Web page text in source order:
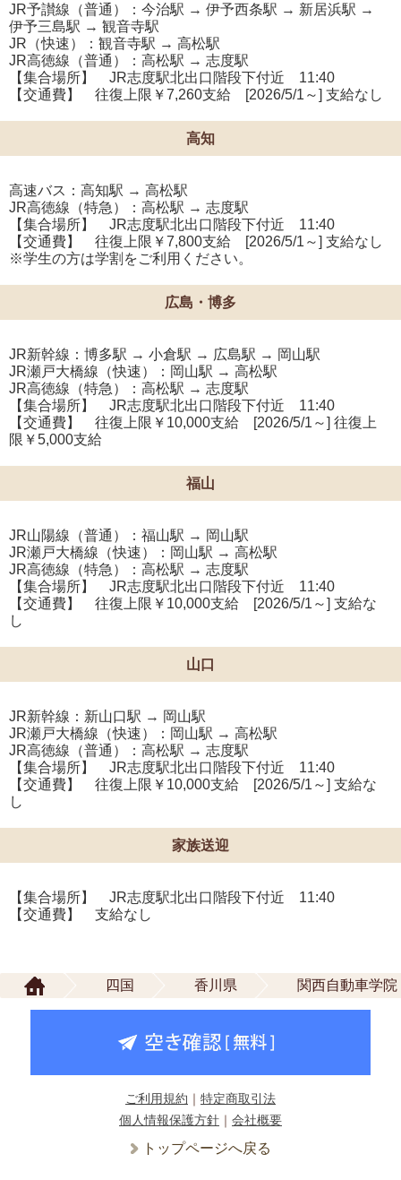
四国 香川県 関西自動車学院
JR予讃線（普通）：今治駅 → 伊予西条駅 → 新居浜駅 →
伊予三島駅 → 観音寺駅
JR（快速）：観音寺駅 → 高松駅
JR高徳線（普通）：高松駅 → 志度駅
【集合場所】 JR志度駅北出口階段下付近 11:40
【交通費】 往復上限￥7,260支給 [2026/5/1～] 支給なし
高知
高速バス：高知駅 → 高松駅
JR高徳線（特急）：高松駅 → 志度駅
【集合場所】 JR志度駅北出口階段下付近 11:40
【交通費】 往復上限￥7,800支給 [2026/5/1～] 支給なし
※学生の方は学割をご利用ください。
広島・博多
JR新幹線：博多駅 → 小倉駅 → 広島駅 → 岡山駅
JR瀬戸大橋線（快速）：岡山駅 → 高松駅
JR高徳線（特急）：高松駅 → 志度駅
【集合場所】 JR志度駅北出口階段下付近 11:40
【交通費】 往復上限￥10,000支給 [2026/5/1～] 往復上
限￥5,000支給
福山
JR山陽線（普通）：福山駅 → 岡山駅
JR瀬戸大橋線（快速）：岡山駅 → 高松駅
JR高徳線（特急）：高松駅 → 志度駅
【集合場所】 JR志度駅北出口階段下付近 11:40
【交通費】 往復上限￥10,000支給 [2026/5/1～] 支給な
し
山口
JR新幹線：新山口駅 → 岡山駅
JR瀬戸大橋線（快速）：岡山駅 → 高松駅
JR高徳線（普通）：高松駅 → 志度駅
【集合場所】 JR志度駅北出口階段下付近 11:40
【交通費】 往復上限￥10,000支給 [2026/5/1～] 支給な
し
家族送迎
【集合場所】 JR志度駅北出口階段下付近 11:40
【交通費】 支給なし
ご利用規約 ｜ 特定商取引法
個人情報保護方針 ｜ 会社概要
トップページへ戻る